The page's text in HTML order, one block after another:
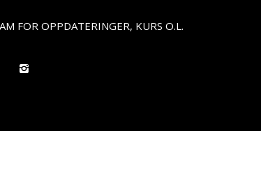
FOR OPPDATERINGER, KURS O.L.